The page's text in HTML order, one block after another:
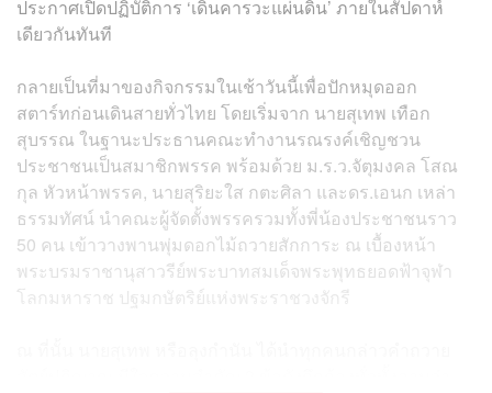
ประกาศเปิดปฏิบัติการ ‘เดินคารวะแผ่นดิน’ ภายในสัปดาห์
เดียวกันทันที
กลายเป็นที่มาของกิจกรรมในเช้าวันนี้เพื่อปักหมุดออก
สตาร์ทก่อนเดินสายทั่วไทย โดยเริ่มจาก นายสุเทพ เทือก
สุบรรณ ในฐานะประธานคณะทำงานรณรงค์เชิญชวน
ประชาชนเป็นสมาชิกพรรค พร้อมด้วย ม.ร.ว.จัตุมงคล โสณ
กุล หัวหน้าพรรค, นายสุริยะใส กตะศิลา และดร.เอนก เหล่า
ธรรมทัศน์ นำคณะผู้จัดตั้งพรรครวมทั้งพี่น้องประชาชนราว
50 คน เข้าวางพานพุ่มดอกไม้ถวายสักการะ ณ เบื้องหน้า
พระบรมราชานุสาวรีย์พระบาทสมเด็จพระพุทธยอดฟ้าจุฬา
โลกมหาราช ปฐมกษัตริย์แห่งพระราชวงจักรี